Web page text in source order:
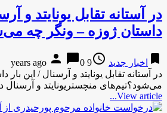
در آستانه تقابل یونایتد و
داستان ژوزه – ونگر چه
bookmark اخبار جدید access_time
9 years ago
person chat_bubble0
در آستانه تقابل یونایتد و آرسنال / این
می‌شود؟تیم‌های منچستریونایتد و آرسنال
View article...